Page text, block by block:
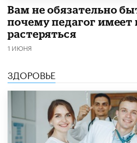
​Вам не обязательно
почему педагог имеет
растеряться
1 ИЮНЯ
ЗДОРОВЬЕ